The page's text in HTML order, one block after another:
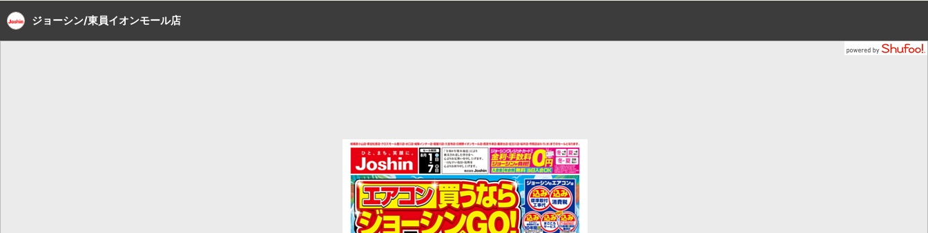
ジョーシン/東員イオンモール店